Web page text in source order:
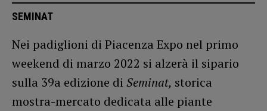
SEMINAT
Nei padiglioni di Piacenza Expo nel primo
weekend di marzo 2022 si alzerà il sipario
sulla 39a edizione di Seminat, storica
mostra-mercato dedicata alle piante